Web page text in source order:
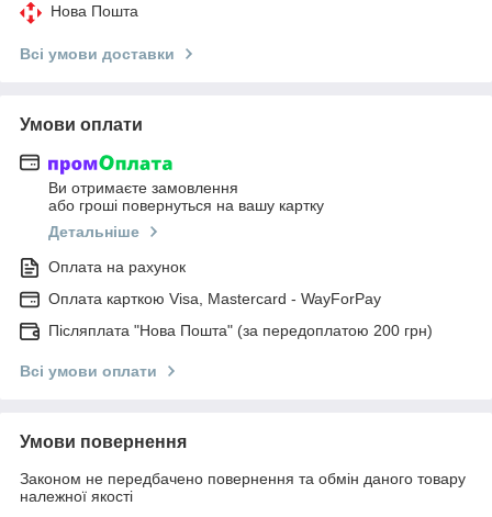
Нова Пошта
Всі умови доставки
Умови оплати
Ви отримаєте замовлення
або гроші повернуться на вашу картку
Детальніше
Оплата на рахунок
Оплата карткою Visa, Mastercard - WayForPay
Післяплата "Нова Пошта" (за передоплатою 200 грн)
Всі умови оплати
Умови повернення
Законом не передбачено повернення та обмін даного товару
належної якості